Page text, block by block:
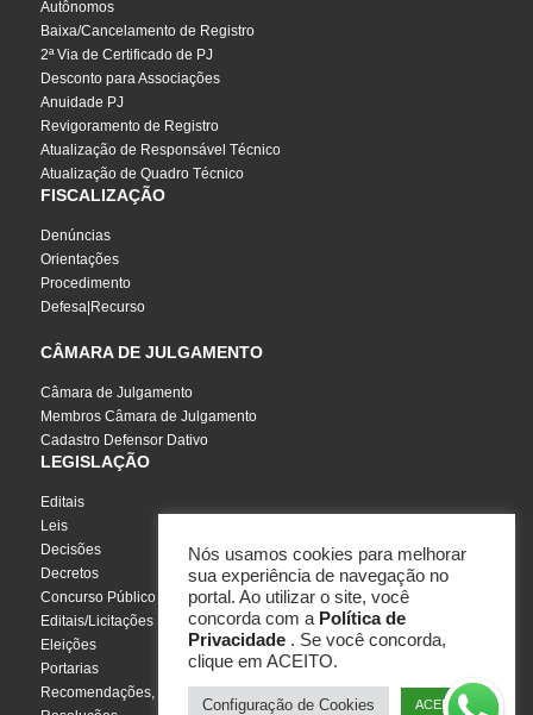
Autônomos
Baixa/Cancelamento de Registro
2ª Via de Certificado de PJ
Desconto para Associações
Anuidade PJ
Revigoramento de Registro
Atualização de Responsável Técnico
Atualização de Quadro Técnico
FISCALIZAÇÃO
Denúncias
Orientações
Procedimento
Defesa|Recurso
CÂMARA DE JULGAMENTO
Câmara de Julgamento
Membros Câmara de Julgamento
Cadastro Defensor Dativo
LEGISLAÇÃO
Editais
Leis
Decisões
Decretos
Concurso Público
Editais/Licitações
Eleições
Portarias
Recomendações, Pareceres e Notas
Nós usamos cookies para melhorar
sua experiência de navegação no
portal. Ao utilizar o site, você
concorda com a Política de
Privacidade . Se você concorda,
clique em ACEITO.
Configuração de Cookies ACEITO